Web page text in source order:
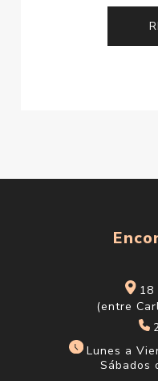
18
(entre
Lunes a
Sábados